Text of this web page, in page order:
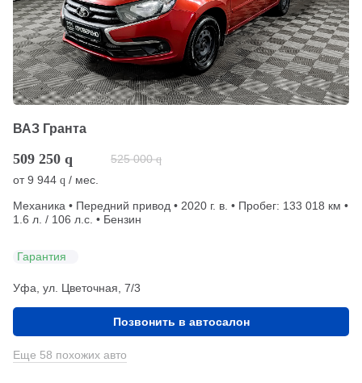
ВАЗ Гранта
509 250 q 525 000 q
от9 944 q / мес.
Механика • Передний привод • 2020 г. в. • Пробег: 133 018 км •
1.6 л. / 106 л.с. • Бензин
Гарантия
Уфа, ул. Цветочная, 7/3
Позвонить в автосалон
Еще 58 похожих авто